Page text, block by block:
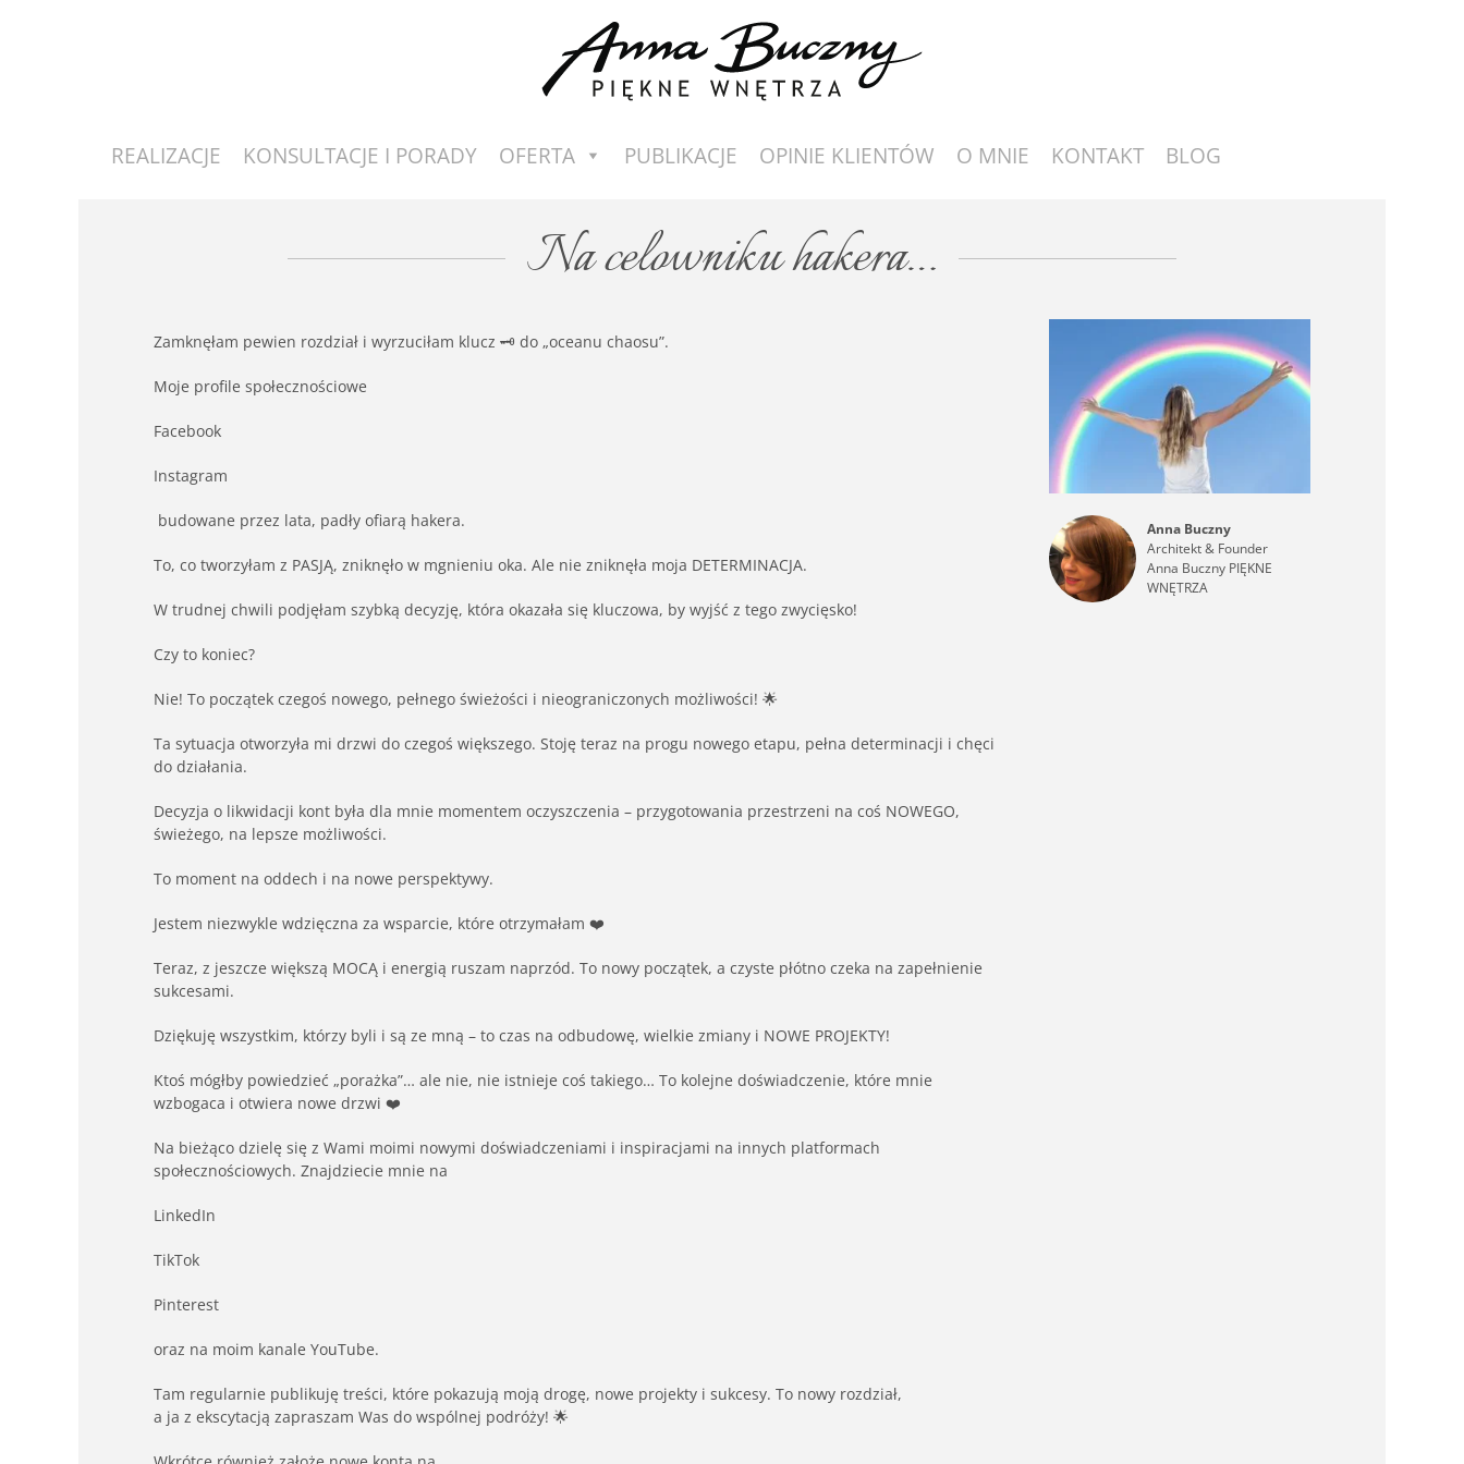
REALIZACJE KONSULTACJE I PORADY OFERTA PUBLIKACJE OPINIE KLIENTÓW O MNIE KONTAKT BLOG
Na celowniku hakera…
Anna Buczny
Architekt & Founder
Anna Buczny PIĘKNE
WNĘTRZA
Zamknęłam pewien rozdział i wyrzuciłam klucz 🗝️ do „oceanu chaosu”.
Moje profile społecznościowe
Facebook
Instagram
budowane przez lata, padły ofiarą hakera.
To, co tworzyłam z PASJĄ, zniknęło w mgnieniu oka. Ale nie zniknęła moja DETERMINACJA.
W trudnej chwili podjęłam szybką decyzję, która okazała się kluczowa, by wyjść z tego zwycięsko!
Czy to koniec?
Nie! To początek czegoś nowego, pełnego świeżości i nieograniczonych możliwości! 🌟
Ta sytuacja otworzyła mi drzwi do czegoś większego. Stoję teraz na progu nowego etapu, pełna determinacji i chęci
do działania.
Decyzja o likwidacji kont była dla mnie momentem oczyszczenia – przygotowania przestrzeni na coś NOWEGO,
świeżego, na lepsze możliwości.
To moment na oddech i na nowe perspektywy.
Jestem niezwykle wdzięczna za wsparcie, które otrzymałam ❤️
Teraz, z jeszcze większą MOCĄ i energią ruszam naprzód. To nowy początek, a czyste płótno czeka na zapełnienie
sukcesami.
Dziękuję wszystkim, którzy byli i są ze mną – to czas na odbudowę, wielkie zmiany i NOWE PROJEKTY!
Ktoś mógłby powiedzieć „porażka”… ale nie, nie istnieje coś takiego… To kolejne doświadczenie, które mnie
wzbogaca i otwiera nowe drzwi ❤️
Na bieżąco dzielę się z Wami moimi nowymi doświadczeniami i inspiracjami na innych platformach
społecznościowych. Znajdziecie mnie na
LinkedIn
TikTok
Pinterest
oraz na moim kanale YouTube.
Tam regularnie publikuję treści, które pokazują moją drogę, nowe projekty i sukcesy. To nowy rozdział,
a ja z ekscytacją zapraszam Was do wspólnej podróży! 🌟